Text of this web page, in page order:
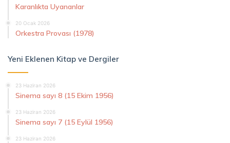
Karanlıkta Uyananlar
20 Ocak 2026
Orkestra Provası (1978)
Yeni Eklenen Kitap ve Dergiler
23 Haziran 2026
Sinema sayı 8 (15 Ekim 1956)
23 Haziran 2026
Sinema sayı 7 (15 Eylül 1956)
23 Haziran 2026